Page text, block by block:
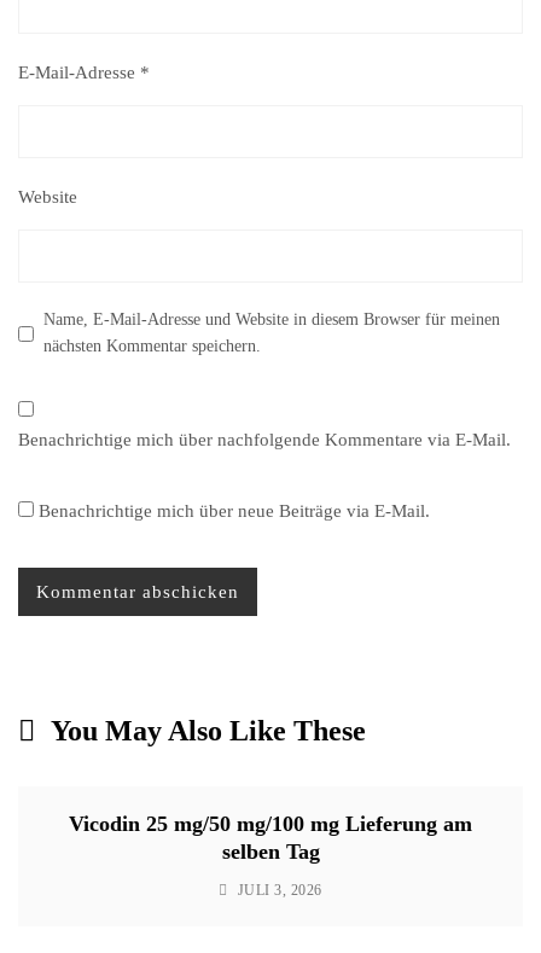
E-Mail-Adresse *
Website
Name, E-Mail-Adresse und Website in diesem Browser für meinen
nächsten Kommentar speichern.
Benachrichtige mich über nachfolgende Kommentare via E-Mail.
Benachrichtige mich über neue Beiträge via E-Mail.
You May Also Like These
Vicodin 25 mg/50 mg/100 mg Lieferung am
selben Tag
JULI 3, 2026